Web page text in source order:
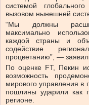
системой
вызовом нынешней
“Мы должны
максимально
каждой страны и
содействие
процветанию”, —
По оценке FT, Пекин
возможность
мирового управления в
пошлины ударили как
регионе.